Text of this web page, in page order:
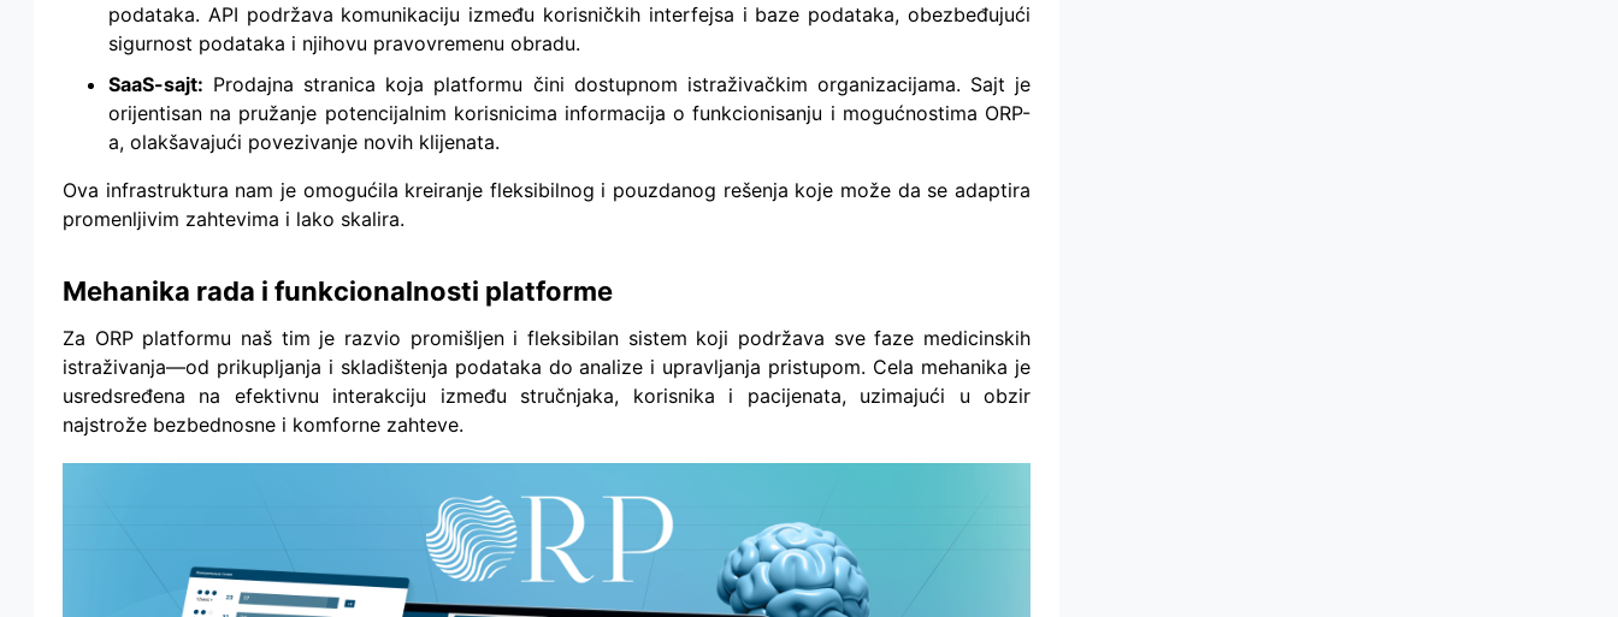
podataka. API podržava komunikaciju između korisničkih interfejsa i baze podataka, obezbeđujući
sigurnost podataka i njihovu pravovremenu obradu.
SaaS-sajt: Prodajna stranica koja platformu čini dostupnom istraživačkim organizacijama. Sajt je
orijentisan na pružanje potencijalnim korisnicima informacija o funkcionisanju i mogućnostima ORP-
a, olakšavajući povezivanje novih klijenata.
Ova infrastruktura nam je omogućila kreiranje fleksibilnog i pouzdanog rešenja koje može da se adaptira
promenljivim zahtevima i lako skalira.
Mehanika rada i funkcionalnosti platforme
Za ORP platformu naš tim je razvio promišljen i fleksibilan sistem koji podržava sve faze medicinskih
istraživanja—od prikupljanja i skladištenja podataka do analize i upravljanja pristupom. Cela mehanika je
usredsređena na efektivnu interakciju između stručnjaka, korisnika i pacijenata, uzimajući u obzir
najstrože bezbednosne i komforne zahteve.